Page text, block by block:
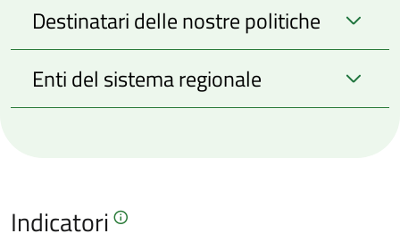
Destinatari delle nostre politiche
Enti del sistema regionale
Indicatori